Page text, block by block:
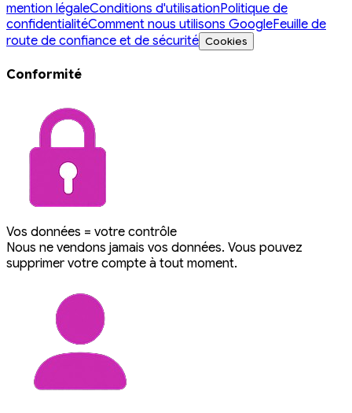
mention légaleConditions d'utilisationPolitique de
confidentialitéComment nous utilisons GoogleFeuille de
route de confiance et de sécurité Cookies
Conformité
Vos données = votre contrôle
Nous ne vendons jamais vos données. Vous pouvez
supprimer votre compte à tout moment.